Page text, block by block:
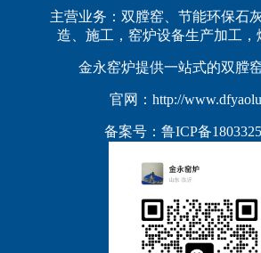
主营业务：双膛窑、节能环保石
造、施工，窑炉设备生产加工，
金永窑炉提供一站式的双膛
官网：http://
备案号： 鲁ICP备